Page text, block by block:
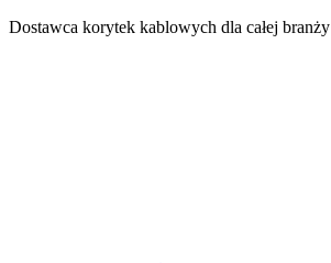
Dostawca korytek kablowych dla całej branży